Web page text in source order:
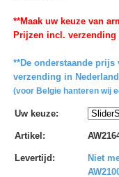
**Maak uw keuze van
Prijzen incl. verzending
**De onderstaande
verzending in Nederland
(voor Belgie hanteren wij
Uw keuze:
Artikel :
Levertijd :
Niet